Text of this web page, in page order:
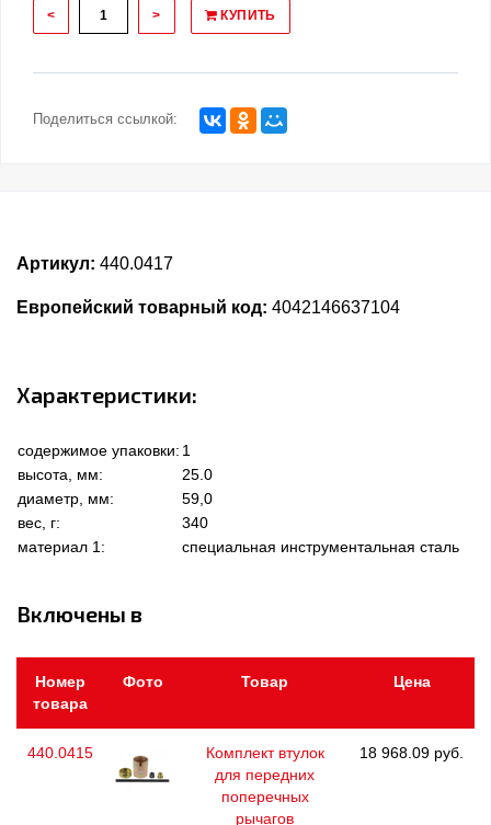
< > КУПИТЬ
Поделиться ссылкой:
Артикул: 440.0417
Европейский товарный код: 4042146637104
Характеристики:
содержимое упаковки: 1
высота, мм:
25.0
диаметр, мм:
59,0
вес, г:
340
материал 1:
специальная инструментальная сталь
Включены в
Номер
товара
Фото Товар Цена
440.0415
Комплект втулок
для передних
поперечных
рычагов
18 968.09 руб.